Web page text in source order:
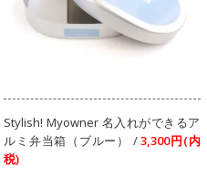
Stylish! Myowner 名入れができるア
ルミ弁当箱（ブルー） /3,300円(内
税)